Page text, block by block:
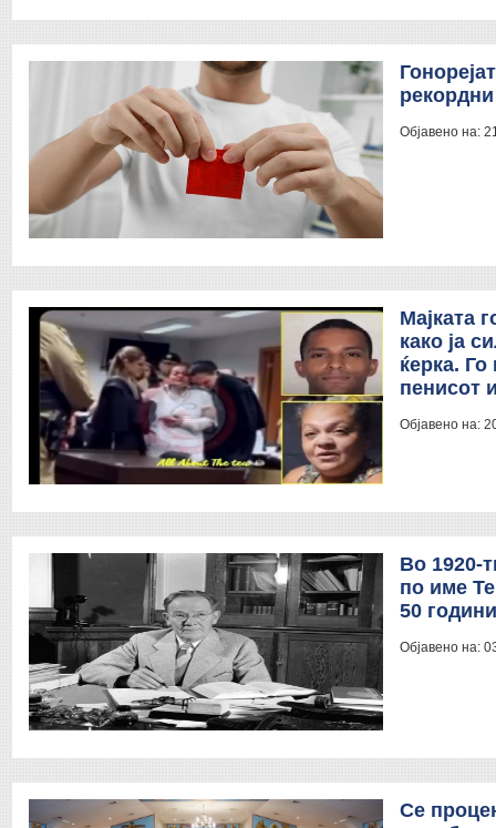
Објавено на:
Мајката
како ја
ќерка.
пенисот
Објавено на:
Во 1920-
по име
50 години
Објавено на:
Се